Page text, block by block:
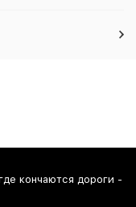
кончаются дороги -